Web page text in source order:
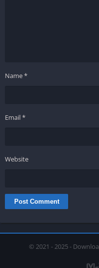
Name*
Email*
Website
© 2021 - 2025 -